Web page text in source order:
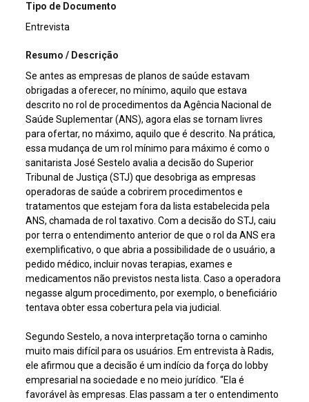
Tipo de Documento
Entrevista
Resumo / Descrição
Se antes as empresas de planos de saúde estavam
obrigadas a oferecer, no mínimo, aquilo que estava
descrito no rol de procedimentos da Agência Nacional de
Saúde Suplementar (ANS), agora elas se tornam livres
para ofertar, no máximo, aquilo que é descrito. Na prática,
essa mudança de um rol mínimo para máximo é como o
sanitarista José Sestelo avalia a decisão do Superior
Tribunal de Justiça (STJ) que desobriga as empresas
operadoras de saúde a cobrirem procedimentos e
tratamentos que estejam fora da lista estabelecida pela
ANS, chamada de rol taxativo. Com a decisão do STJ, caiu
por terra o entendimento anterior de que o rol da ANS era
exemplificativo, o que abria a possibilidade de o usuário, a
pedido médico, incluir novas terapias, exames e
medicamentos não previstos nesta lista. Caso a operadora
negasse algum procedimento, por exemplo, o beneficiário
tentava obter essa cobertura pela via judicial.
Segundo Sestelo, a nova interpretação torna o caminho
muito mais difícil para os usuários. Em entrevista à Radis,
ele afirmou que a decisão é um indício da força do lobby
empresarial na sociedade e no meio jurídico. “Ela é
favorável às empresas. Elas passam a ter o entendimento